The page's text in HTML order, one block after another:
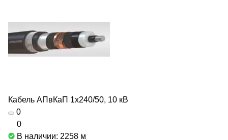
Кабель АПвКаП 1х240/50, 10 кВ
0
0
В наличии: 2258 м